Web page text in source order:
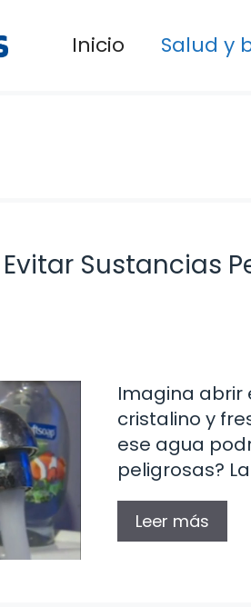
Inicio Salud y
Sustancias
Imagina abrir
cristalino y
ese agua
peligrosas?
Leer más